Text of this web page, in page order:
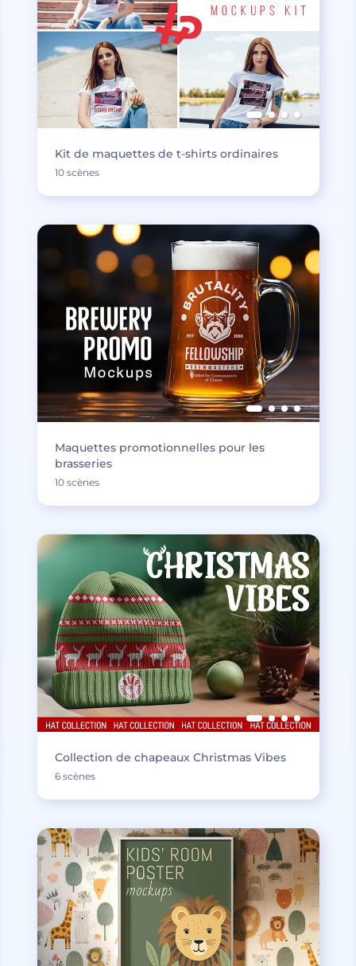
Kit de maquettes de t-shirts ordinaires
10 scènes
Maquettes promotionnelles pour les
brasseries
10 scènes
Collection de chapeaux Christmas Vibes
6 scènes